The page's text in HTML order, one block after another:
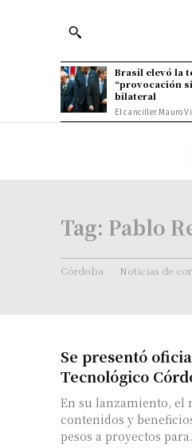
Brasil elevó la
“provocación
bilateral
El canciller Mauro
Tag: Pablo
Córdoba Noticias de
Se presentó
Tecnológico
En su lanzamiento, el
contenidos y
pesos a proyectos